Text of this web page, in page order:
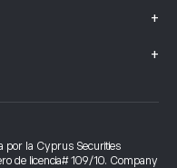
+
+
por la Cyprus Securities
de licencia# 109/10. Company